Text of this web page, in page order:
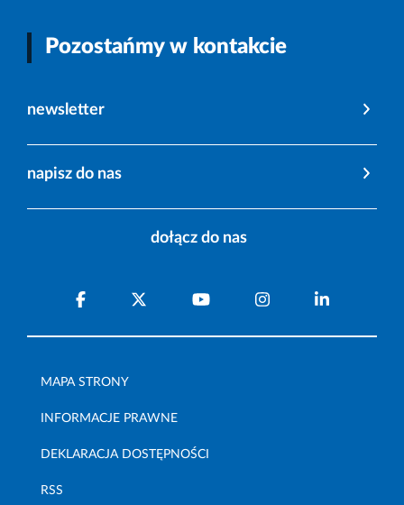
Pozostańmy w kontakcie
newsletter
napisz do nas
dołącz do nas
MAPA STRONY
INFORMACJE PRAWNE
DEKLARACJA DOSTĘPNOŚCI
RSS